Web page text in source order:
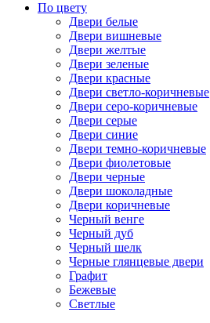
По цвету
Двери белые
Двери вишневые
Двери желтые
Двери зеленые
Двери красные
Двери светло-коричневые
Двери серо-коричневые
Двери серые
Двери синие
Двери темно-коричневые
Двери фиолетовые
Двери черные
Двери шоколадные
Двери коричневые
Черный венге
Черный дуб
Черный шелк
Черные глянцевые двери
Графит
Бежевые
Светлые